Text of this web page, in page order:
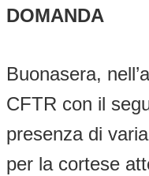
DOMANDA
Buonasera,
CFTR con il
presenza di
per la cortese